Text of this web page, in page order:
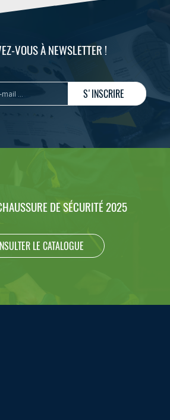
VOUS À NEWSLETTER !
S'INSCRIRE
DE SÉCURITÉ 2025
LE CATALOGUE